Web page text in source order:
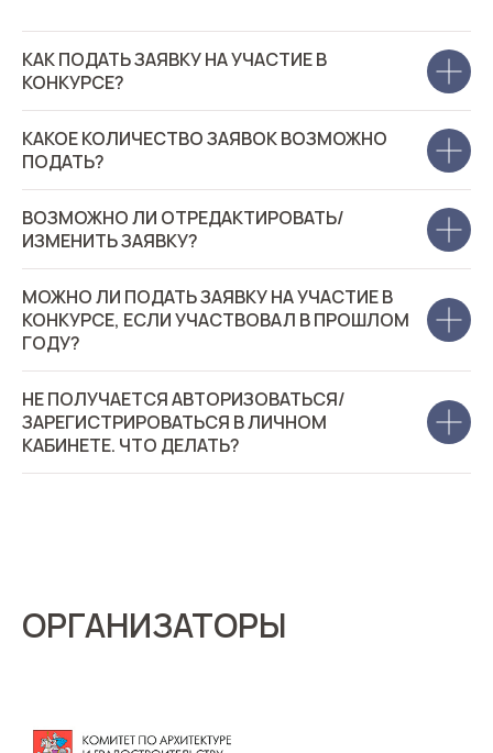
КАК ПОДАТЬ ЗАЯВКУ НА УЧАСТИЕ В
КОНКУРСЕ?
КАКОЕ КОЛИЧЕСТВО ЗАЯВОК ВОЗМОЖНО
ПОДАТЬ?
ВОЗМОЖНО ЛИ ОТРЕДАКТИРОВАТЬ/
ИЗМЕНИТЬ ЗАЯВКУ?
МОЖНО ЛИ ПОДАТЬ ЗАЯВКУ НА УЧАСТИЕ В
КОНКУРСЕ, ЕСЛИ УЧАСТВОВАЛ В ПРОШЛОМ
ГОДУ?
НЕ ПОЛУЧАЕТСЯ АВТОРИЗОВАТЬСЯ/
ЗАРЕГИСТРИРОВАТЬСЯ В ЛИЧНОМ
КАБИНЕТЕ. ЧТО ДЕЛАТЬ?
ОРГАНИЗАТОРЫ